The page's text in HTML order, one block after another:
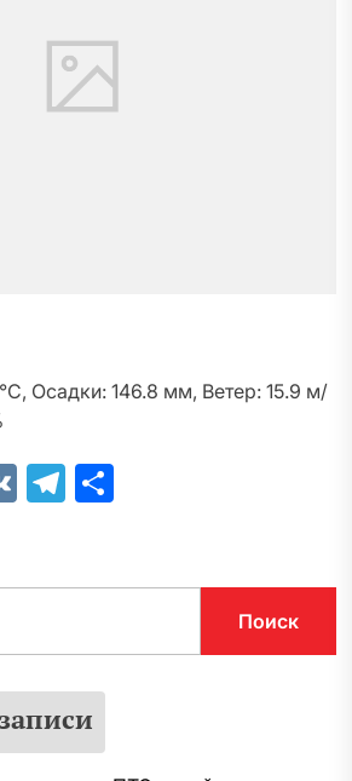
Осадки: 146.8 мм, Ветер: 15.9 м/
VK Telegram
Поиск